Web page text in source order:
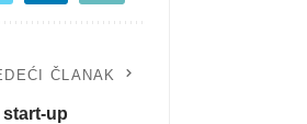
ČLANAK
start-up